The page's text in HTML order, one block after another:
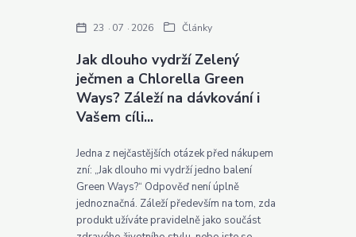
Jak dlouho vydrží Zelený
ječmen a Chlorella Green
Ways? Záleží na dávkování i
Vašem cíli...
23 07 2026 Články
Jedna z nejčastějších otázek před nákupem
zní: „Jak dlouho mi vydrží jedno balení
Green Ways?“ Odpověď není úplně
jednoznačná. Záleží především na tom, zda
produkt užíváte pravidelně jako součást